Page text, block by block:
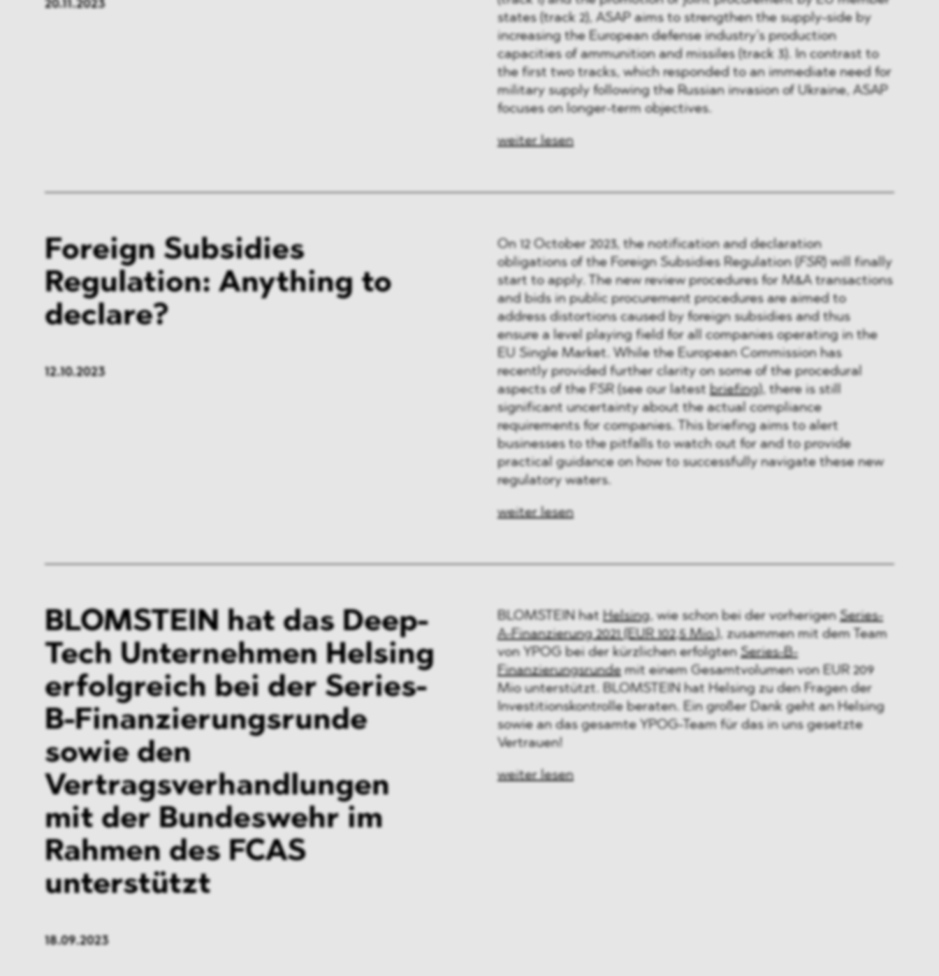
FMCG & Retail
20.11.2023
states (track 2), ASAP aims to strengthen the supply-side by
increasing the European defense industry’s production
capacities of ammunition and missiles (track 3). In contrast to
the first two tracks, which responded to an immediate need for
military supply following the Russian invasion of Ukraine, ASAP
focuses on longer-term objectives.
weiter lesen
Foreign Subsidies
Regulation: Anything to
declare?
12.10.2023
On 12 October 2023, the notification and declaration
obligations of the Foreign Subsidies Regulation ( FSR) will finally
start to apply. The new review procedures for M&A transactions
and bids in public procurement procedures are aimed to
address distortions caused by foreign subsidies and thus
ensure a level playing field for all companies operating in the
EU Single Market. While the European Commission has
recently provided further clarity on some of the procedural
aspects of the FSR (see our latest briefing), there is still
significant uncertainty about the actual compliance
requirements for companies. This briefing aims to alert
businesses to the pitfalls to watch out for and to provide
practical guidance on how to successfully navigate these new
regulatory waters.
weiter lesen
BLOMSTEIN hat das Deep-
Tech Unternehmen Helsing
erfolgreich bei derSeries-
B-Finanzierungsrunde
sowie den
Vertragsverhandlungen
mit der Bundeswehr im
Rahmen des FCAS
unterstützt
18.09.2023
BLOMSTEIN hat Helsing, wie schon bei der vorherigenSeries-
A-Finanzierung 2021 (EUR 102,5 Mio.) , zusammen mit dem Team
von YPOG bei der kürzlichen erfolgtenSeries-B-
Finanzierungsrundemit einem Gesamtvolumen von EUR 209
Mio unterstützt. BLOMSTEIN hat Helsing zu den Fragen der
Investitionskontrolle beraten. Ein großer Dank geht an Helsing
sowie an das gesamte YPOG-Team für das in uns gesetzte
Vertrauen!
weiter lesen